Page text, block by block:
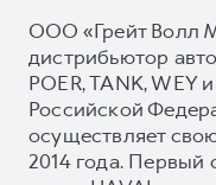
ООО «Грейт Волл
дистрибьютор
POER, TANK, WEY
Российской
осуществляет
2014 года.